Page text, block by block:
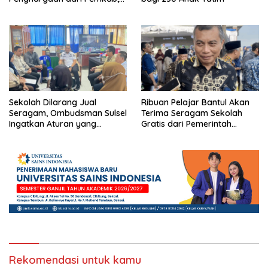
Sekolah Dilarang Jual
Seragam, Ombudsman Sulsel
Ingatkan Aturan yang
Ribuan Pelajar Bantul Akan
Terima Seragam Sekolah
Gratis dari Pemerintah
Rekomendasi untuk kamu